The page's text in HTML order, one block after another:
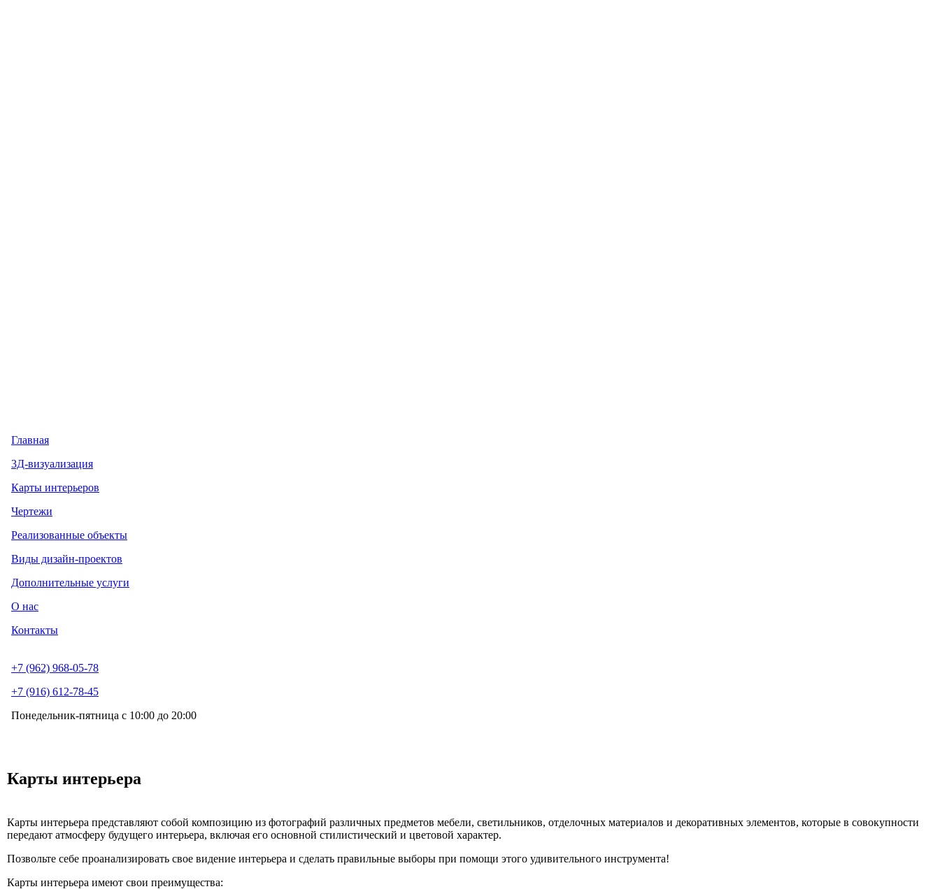
Главная
3Д-визуализация
Карты интерьеров
Чертежи
Реализованные объекты
Виды дизайн-проектов
Дополнительные услуги
О нас
Контакты
+7 (962) 968-05-78
+7 (916) 612-78-45
Понедельник-пятница с 10:00 до 20:00
Карты интерьера
Карты интерьера представляют собой композицию из фотографий различных предметов мебели, светильников, отделочных материалов и декоративных элементов, которые в совокупности
передают атмосферу будущего интерьера, включая его основной стилистический и цветовой характер.
Позвольте себе проанализировать свое видение интерьера и сделать правильные выборы при помощи этого удивительного инструмента!
Карты интерьера имеют свои преимущества: